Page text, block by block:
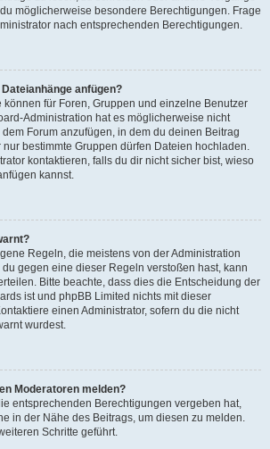
möglicherweise besondere Berechtigungen. Frage
nach entsprechenden Berechtigungen.
anfügen?
können für Foren, Gruppen und einzelne Benutzer
Administration hat es möglicherweise nicht
Forum anzufügen, in dem du deinen Beitrag
nur bestimmte Gruppen dürfen Dateien hochladen.
kontaktieren, falls du dir nicht sicher bist, wieso
kannst.
Regeln, die meistens von der Administration
gegen eine dieser Regeln verstoßen hast, kann
Bitte beachte, dass dies die Entscheidung der
ist und phpBB Limited nichts mit dieser
einen Administrator, sofern du die nicht
wurdest.
Moderatoren melden?
entsprechenden Berechtigungen vergeben hat,
in der Nähe des Beitrags, um diesen zu melden.
Schritte geführt.